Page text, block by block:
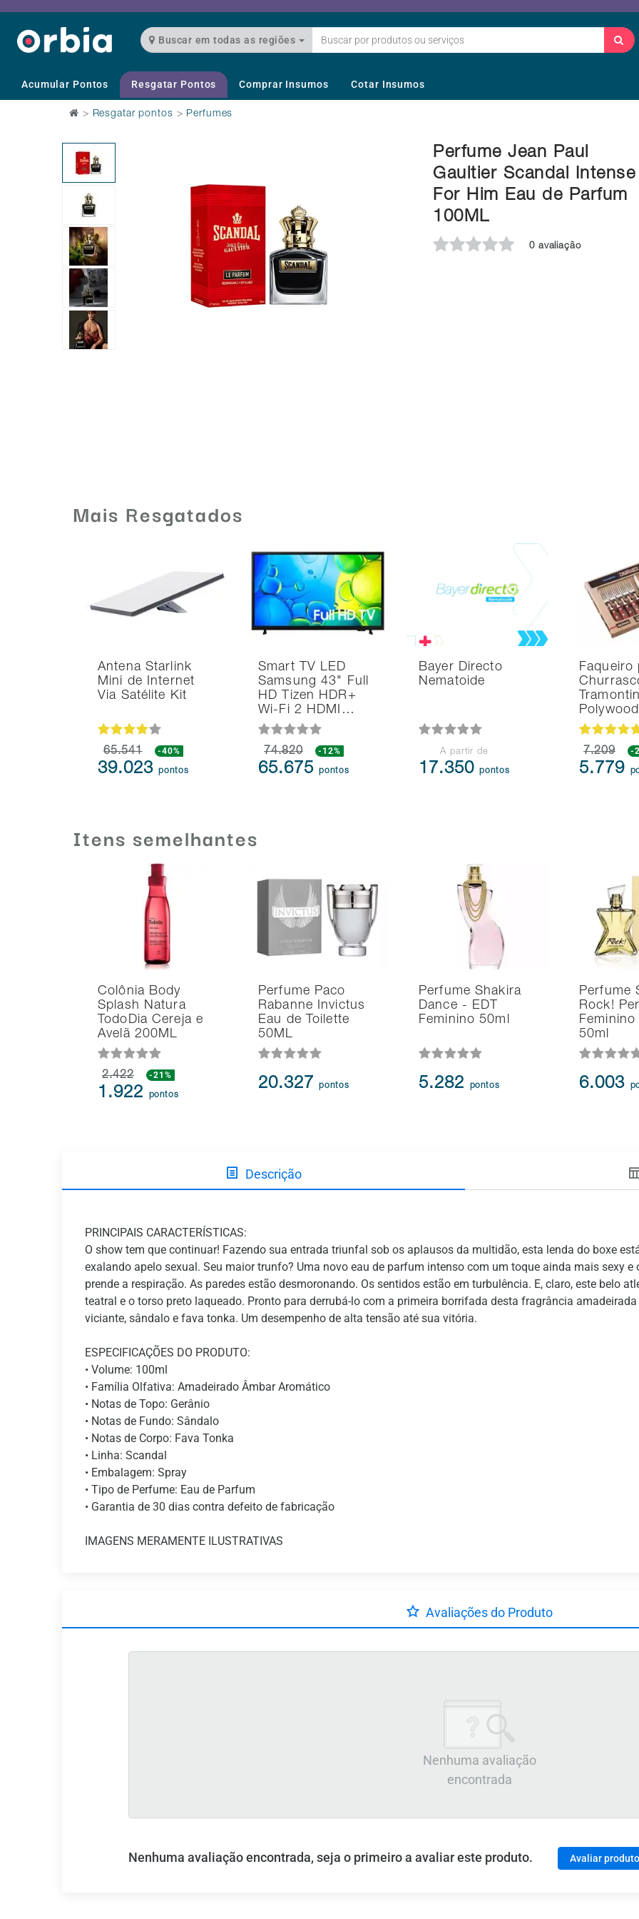
Buscar em todas as regiões
Acumular Pontos Resgatar Pontos Comprar Insumos Cotar Insumos
> Resgatar pontos > Perfumes
Perfume Jean Paul
Gaultier Scandal Intense
For Him Eau de Parfum
100ML
0 avaliação
Mais Resgatados
Antena Starlink
Mini de Internet
Via Satélite Kit
65.541 -40%
39.023pontos
Smart TV LED
Samsung 43" Full
HD Tizen HDR+
Wi-Fi 2 HDMI…
74.820 -12%
65.675pontos
Bayer Directo
Nematoide
A partir de
17.350pontos
Faqueiro
7.209 -
5.779
Itens semelhantes
Colônia Body
Splash Natura
TodoDia Cereja e
Avelã 200ML
2.422 -21%
1.922 pontos
Perfume Paco
Rabanne Invictus
Eau de Toilette
50ML
20.327pontos
Perfume Shakira
Dance - EDT
Feminino 50ml
5.282 pontos
Perfume
Rock!
50ml
6.003
Descrição
PRINCIPAIS CARACTERÍSTICAS:
O show tem que continuar! Fazendo sua entrada triunfal sob os aplausos da multidão, esta lenda do boxe
exalando apelo sexual. Seu maior trunfo? Uma novo eau de parfum intenso com um toque ainda mais sexy
prende a respiração. As paredes estão desmoronando. Os sentidos estão em turbulência. E, claro, este belo
teatral e o torso preto laqueado. Pronto para derrubá-lo com a primeira borrifada desta fragrância
viciante, sândalo e fava tonka. Um desempenho de alta tensão até sua vitória.
ESPECIFICAÇÕES DO PRODUTO:
• Volume: 100ml
• Família Olfativa: Amadeirado Âmbar Aromático
• Notas de Topo: Gerânio
• Notas de Fundo: Sândalo
• Notas de Corpo: Fava Tonka
• Linha: Scandal
• Embalagem: Spray
• Tipo de Perfume: Eau de Parfum
• Garantia de 30 dias contra defeito de fabricação
IMAGENS MERAMENTE ILUSTRATIVAS
Avaliações do Produto
Nenhuma avaliação
encontrada
Nenhuma avaliação encontrada, seja o primeiro a avaliar este produto. Avaliar produto